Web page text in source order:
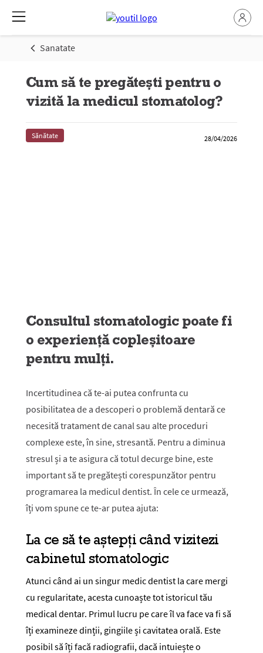
Sanatate
Cum să te pregătești pentru o
vizită la medicul stomatolog?
Sănătate 28/04/2026
Consultul stomatologic poate fi
o experiență copleșitoare
pentru mulți.
Incertitudinea că te-ai putea confrunta cu
posibilitatea de a descoperi o problemă dentară ce
necesită tratament de canal sau alte proceduri
complexe este, în sine, stresantă. Pentru a diminua
stresul și a te asigura că totul decurge bine, este
important să te pregătești corespunzător pentru
programarea la medicul dentist. În cele ce urmează,
îți vom spune ce te-ar putea ajuta:
La ce să te aștepți când vizitezi
cabinetul stomatologic
Atunci când ai un singur medic dentist la care mergi
cu regularitate, acesta cunoaște tot istoricul tău
medical dentar. Primul lucru pe care îl va face va fi să
îți examineze dinții, gingiile și cavitatea orală. Este
posibil să îți facă radiografii, dacă intuiește o